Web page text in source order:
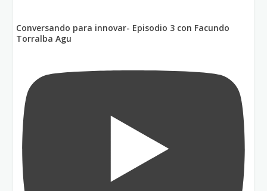
Conversando para innovar- Episodio 3 con Facundo
Torralba Agu